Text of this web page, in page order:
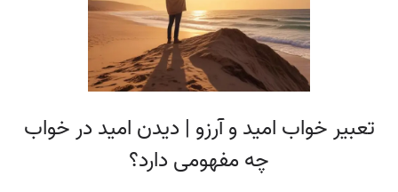
تعبیر خواب امید و آرزو | دیدن امید در خواب
چه مفهومی دارد؟